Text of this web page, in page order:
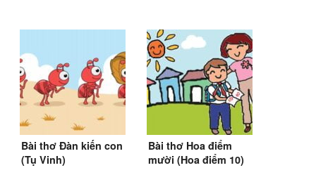
Bài thơ Đàn kiến con
(Tụ Vinh)
Bài thơ Hoa điểm
mười (Hoa điểm 10)